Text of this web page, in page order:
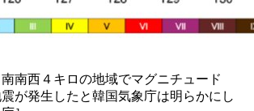
南西４キロの地域でマグニチュード
震が発生したと韓国気象庁は明らかにし